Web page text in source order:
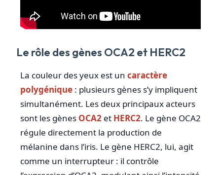
Le rôle des gènes OCA2 et HERC2
La couleur des yeux est un caractère
polygénique : plusieurs gènes s’y impliquent
simultanément. Les deux principaux acteurs
sont les gènes OCA2 et HERC2. Le gène OCA2
régule directement la production de
mélanine dans l’iris. Le gène HERC2, lui, agit
comme un interrupteur : il contrôle